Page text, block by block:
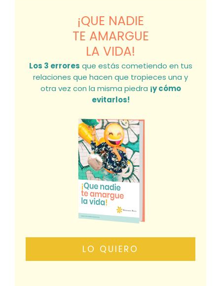
¡QUE NADIE
TE AMARGUE
LA VIDA!
Los 3 errores que estás cometiendo en tus
relaciones que hacen que tropieces una y
otra vez con la misma piedra ¡y cómo
evitarlos!
LO QUIERO